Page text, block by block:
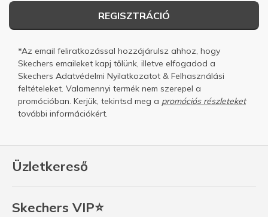
Üzletkereső
Skechers VIP⭐
REGISZTRÁCIÓ
*Az email feliratkozással hozzájárulsz ahhoz, hogy
Skechers emaileket kapj tőlünk, illetve elfogadod a
Skechers Adatvédelmi Nyilatkozatot & Felhasználási
feltételeket. Valamennyi termék nem szerepel a
promócióban. Kerjük, tekintsd meg a promóciós részleteket
további információkért.